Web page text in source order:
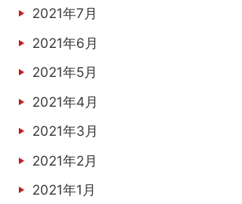
2021年7月
2021年6月
2021年5月
2021年4月
2021年3月
2021年2月
2021年1月